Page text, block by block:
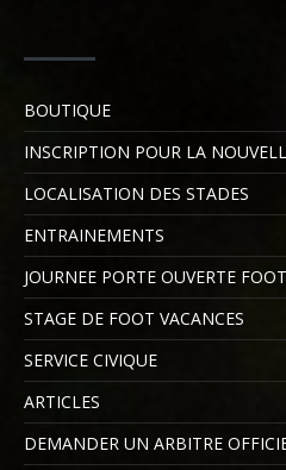
BOUTIQUE
INSCRIPTION POUR LA
LOCALISATION DES STADES
ENTRAINEMENTS
JOURNEE PORTE OUVERTE
STAGE DE FOOT VACANCES
SERVICE CIVIQUE
ARTICLES
DEMANDER UN ARBITRE